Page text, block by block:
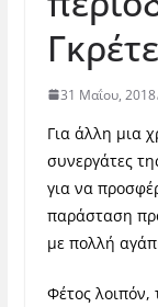
31 Μαΐου, 2018
Για άλλη μια
συνεργάτες
για να
παράσταση
με πολλή
Φέτος λοιπόν,